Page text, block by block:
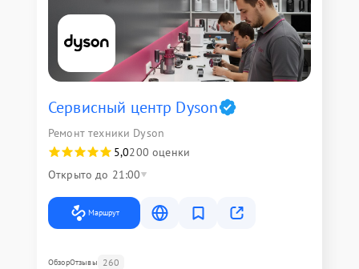
Сервисный центр Dyson
Ремонт техники Dyson
5,0200 оценки
Открыто до 21:00
Маршрут
ОбзорОтзывы 260